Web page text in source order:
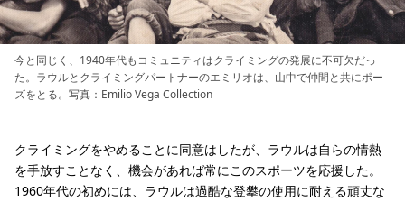
今と同じく、1940年代もコミュニティはクライミングの発展に不可欠だっ
た。ラウルとクライミングパートナーのエミリオは、山中で仲間と共にポー
ズをとる。写真：Emilio Vega Collection
クライミングをやめることに同意はしたが、ラウルは自らの情熱
を手放すことなく、機会があれば常にこのスポーツを応援した。
1960年代の初めには、ラウルは過酷な登攀の使用に耐える頑丈な